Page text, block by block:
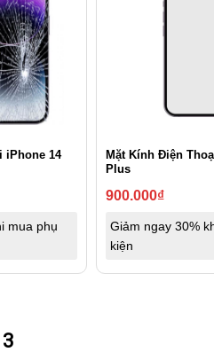
iPhone 14
mua phụ
Mặt Kính Điện
Plus
900.000₫
Giảm ngay 30%
kiện